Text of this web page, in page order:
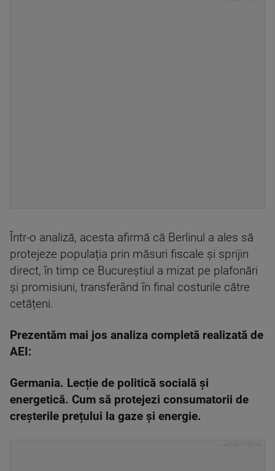
Într-o analiză, acesta afirmă că Berlinul a ales să
protejeze populația prin măsuri fiscale și sprijin
direct, în timp ce Bucureștiul a mizat pe plafonări
și promisiuni, transferând în final costurile către
cetățeni.
Prezentăm mai jos analiza completă realizată de
AEI:
Germania. Lecție de politică socială și
energetică. Cum să protejezi consumatorii de
creșterile prețului la gaze și energie.